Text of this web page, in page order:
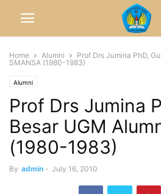
Home Alumni
Prof Drs Jumina PhD,
SMANSA (1980-1983)
Alumni
Prof Drs Jumina
Besar UGM
(1980-1983)
By admin - July 16, 2010